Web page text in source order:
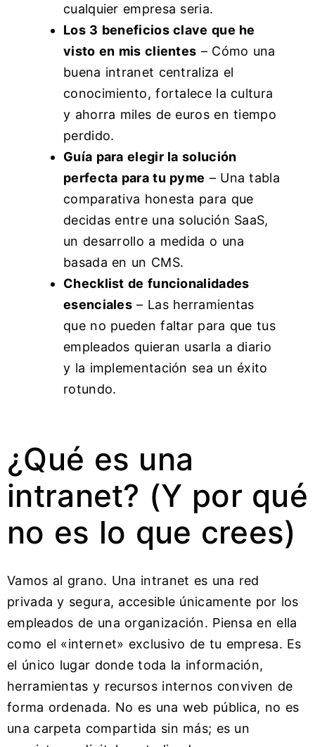
cualquier empresa seria.
Los 3 beneficios clave que he
visto en mis clientes – Cómo una
buena intranet centraliza el
conocimiento, fortalece la cultura
y ahorra miles de euros en tiempo
perdido.
Guía para elegir la solución
perfecta para tu pyme – Una tabla
comparativa honesta para que
decidas entre una solución SaaS,
un desarrollo a medida o una
basada en un CMS.
Checklist de funcionalidades
esenciales – Las herramientas
que no pueden faltar para que tus
empleados quieran usarla a diario
y la implementación sea un éxito
rotundo.
¿Qué es una
intranet? (Y por qué
no es lo que crees)
Vamos al grano. Una intranet es una red
privada y segura, accesible únicamente por los
empleados de una organización. Piensa en ella
como el «internet» exclusivo de tu empresa. Es
el único lugar donde toda la información,
herramientas y recursos internos conviven de
forma ordenada. No es una web pública, no es
una carpeta compartida sin más; es un